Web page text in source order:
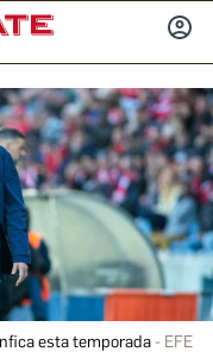
esta temporada EFE